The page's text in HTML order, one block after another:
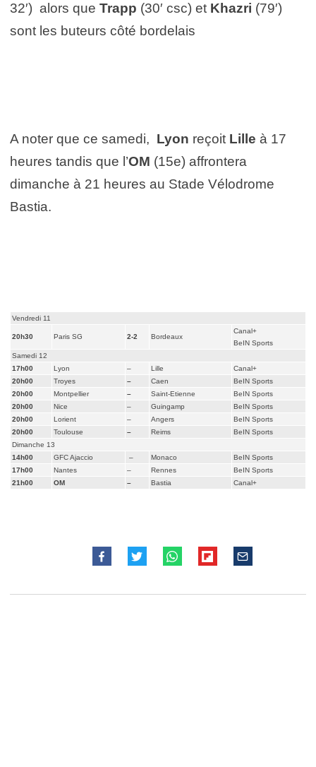
32′) alors que Trapp (30′ csc) et Khazri (79′)
sont les buteurs côté bordelais
A noter que ce samedi, Lyon reçoit Lille à 17
heures tandis que l’OM (15e) affrontera
dimanche à 21 heures au Stade Vélodrome
Bastia.
Vendredi 11
20h30 Paris SG 2-2 Bordeaux
Canal+
BeIN Sports
Samedi 12
17h00
Lyon – Lille
Canal+
20h00
Troyes – Caen
BeIN Sports
20h00
Montpellier – Saint-Etienne
BeIN Sports
20h00
Nice – Guingamp
BeIN Sports
20h00
Lorient – Angers
BeIN Sports
20h00
Toulouse – Reims
BeIN Sports
Dimanche 13
14h00
GFC Ajaccio – Monaco
BeIN Sports
17h00
Nantes – Rennes
BeIN Sports
21h00
OM – Bastia Canal+